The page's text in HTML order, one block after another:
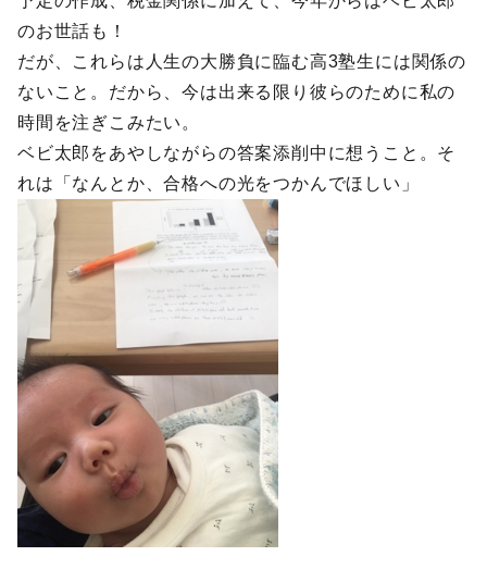
のお世話も！
だが、これらは人生の大勝負に臨む高3塾生には関係の
ないこと。だから、今は出来る限り彼らのために私の
時間を注ぎこみたい。
ベビ太郎をあやしながらの答案添削中に想うこと。そ
れは「なんとか、合格への光をつかんでほしい」